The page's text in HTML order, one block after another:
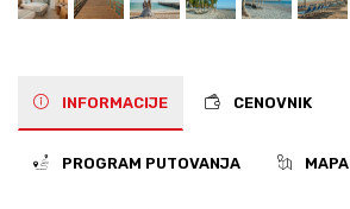
INFORMACIJE CENOVNIK
PROGRAM PUTOVANJA MAPA